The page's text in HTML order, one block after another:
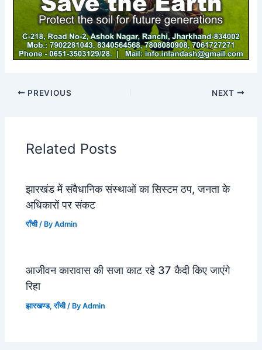
PREVIOUS NEXT
Related Posts
झारखंड में संवैधानिक संस्थाओं का सिस्टम ठप, जनता के
अधिकारों पर संकट
राँची/ ByAdmin
आजीवन कारावास की सजा काट रहे 37 कैदी किए जाएंगे
रिहा
झारखण्ड,राँची/ ByAdmin